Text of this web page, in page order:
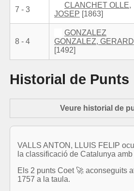
7 - 3
CLANCHET OLLE,
JOSEP [1863]
8 - 4
GONZALEZ
GONZALEZ, GERARD
[1492]
Historial de Punts
Veure historial de
VALLS ANTON, LLUIS FELIP
la classificació de Catalunya
Els 2 punts Coet 🚀 aconseguits
1757 a la taula.